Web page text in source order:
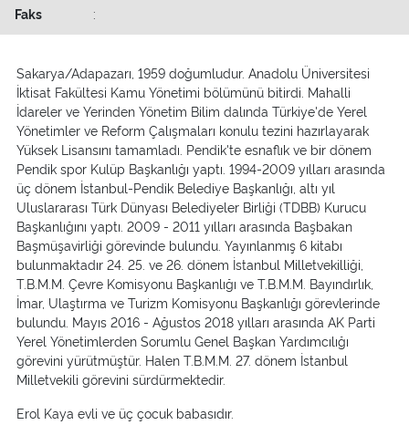
Faks
:
Sakarya/Adapazarı, 1959 doğumludur. Anadolu Üniversitesi
İktisat Fakültesi Kamu Yönetimi bölümünü bitirdi. Mahalli
İdareler ve Yerinden Yönetim Bilim dalında Türkiye'de Yerel
Yönetimler ve Reform Çalışmaları konulu tezini hazırlayarak
Yüksek Lisansını tamamladı. Pendik'te esnaflık ve bir dönem
Pendik spor Kulüp Başkanlığı yaptı. 1994-2009 yılları arasında
üç dönem İstanbul-Pendik Belediye Başkanlığı, altı yıl
Uluslararası Türk Dünyası Belediyeler Birliği (TDBB) Kurucu
Başkanlığını yaptı. 2009 - 2011 yılları arasında Başbakan
Başmüşavirliği görevinde bulundu. Yayınlanmış 6 kitabı
bulunmaktadır 24. 25. ve 26. dönem İstanbul Milletvekilliği,
T.B.M.M. Çevre Komisyonu Başkanlığı ve T.B.M.M. Bayındırlık,
İmar, Ulaştırma ve Turizm Komisyonu Başkanlığı görevlerinde
bulundu. Mayıs 2016 - Ağustos 2018 yılları arasında AK Parti
Yerel Yönetimlerden Sorumlu Genel Başkan Yardımcılığı
görevini yürütmüştür. Halen T.B.M.M. 27. dönem İstanbul
Milletvekili görevini sürdürmektedir.
Erol Kaya evli ve üç çocuk babasıdır.